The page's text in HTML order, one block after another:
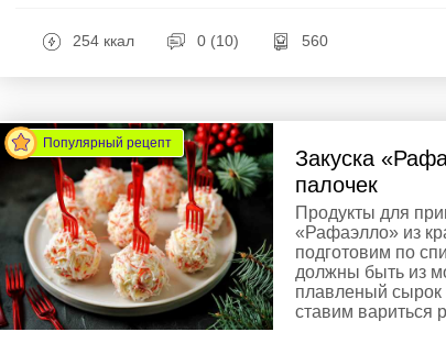
254 ккал 0 (10) 560
Популярный рецепт
Закуска
палочек
Продукты для
«Рафаэлло» из
подготовим по
должны быть из
плавленый сырок
ставим вариться